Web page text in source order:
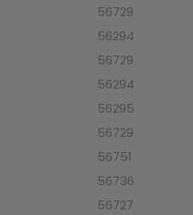
56729
56294
56729
56294
56295
56729
56751
56736
56727